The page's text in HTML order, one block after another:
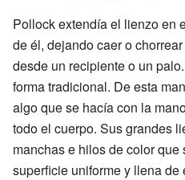
Pollock extendía el lienzo en
de él, dejando caer o
desde un recipiente o un
forma tradicional. De esta
algo que se hacía con la
todo el cuerpo. Sus grandes
manchas e hilos de color
superficie uniforme y llena de